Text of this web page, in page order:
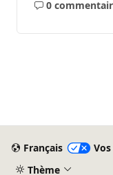
0
Aucun
Français
Thème